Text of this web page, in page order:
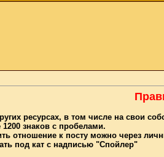
ресурсах, в том числе на свои
знаков с пробелами.
отношение к посту можно через
под кат с надписью "Спойлер"